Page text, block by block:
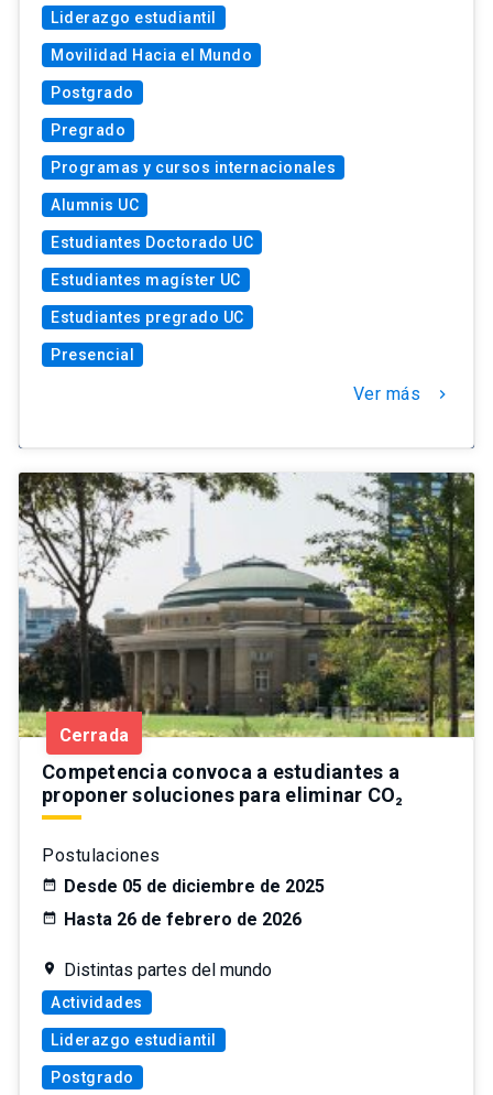
Liderazgo estudiantil
Movilidad Hacia el Mundo
Postgrado
Pregrado
Programas y cursos internacionales
Alumnis UC
Estudiantes Doctorado UC
Estudiantes magíster UC
Estudiantes pregrado UC
Presencial
Ver más chevron_right
Cerrada
Competencia convoca a estudiantes a
proponer soluciones para eliminar CO₂
Postulaciones
Desde 05 de diciembre de 2025
Hasta 26 de febrero de 2026
Distintas partes del mundo
Actividades
Liderazgo estudiantil
Postgrado